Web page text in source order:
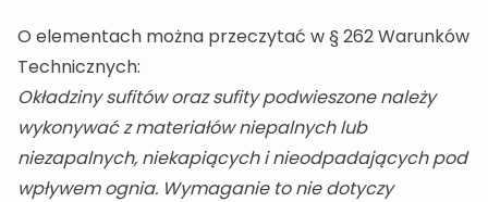
O elementach można przeczytać w § 262 Warunków
Technicznych:
Okładziny sufitów oraz sufity podwieszone należy
wykonywać z materiałów niepalnych lub
niezapalnych, niekapiących i nieodpadających pod
wpływem ognia. Wymaganie to nie dotyczy